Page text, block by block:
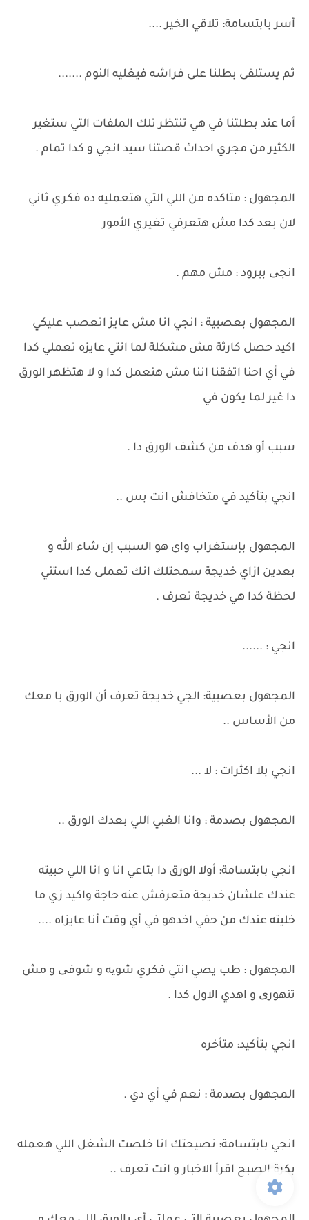
أسر بابتسامة: تلاقي الخير ....
ثم يستلقى بطلنا على فراشه فيغليه النوم .......
أما عند بطلتنا في هي تنتظر تلك الملفات التي ستغير
الكثير من مجري احداث قصتنا سيد انجي و كدا تمام .
المجهول : متاكده من اللي التي هتعمليه ده فكري ثاني
لان بعد كدا مش هتعرفي تغيري الأمور
انجی ببرود : مش مهم .
المجهول بعصبية : انجي انا مش عايز اتعصب عليكي
اكيد حصل كارثة مش مشكلة لما انتي عايزه تعملي كدا
في أي احنا اتفقنا اننا مش هنعمل كدا و لا هتظهر الورق
دا غير لما يكون في
سبب أو هدف من كشف الورق دا .
انجي بتأكيد في متخافش انت بس ..
المجهول بإستغراب واى هو السبب إن شاء الله و
بعدين ازاي خديجة سمحتلك انك تعملى كدا استني
لحظة كدا هي خديجة تعرف .
انجي : ......
المجهول بعصبية: الجي خديجة تعرف أن الورق با معك
من الأساس ..
انجي بلا اكثرات : لا ...
المجهول بصدمة : وانا الغبي اللي بعدك الورق ..
انجي بابتسامة: أولا الورق دا بتاعي انا و انا اللي حبيته
عندك علشان خديجة متعرفش عنه حاجة واكيد زي ما
خليته عندك من حقي اخدهو في أي وقت أنا عايزاه ....
المجهول : طب يصي انتي فكري شویه و شوفی و مش
تنهوری و اهدي الاول كدا .
انجي بتأكيد: متأخره
المجهول بصدمة : نعم في أي دي .
انجي بابتسامة: نصيحتك انا خلصت الشغل اللي هعمله
بكرة الصبح اقرأ الاخبار و انت تعرف ..